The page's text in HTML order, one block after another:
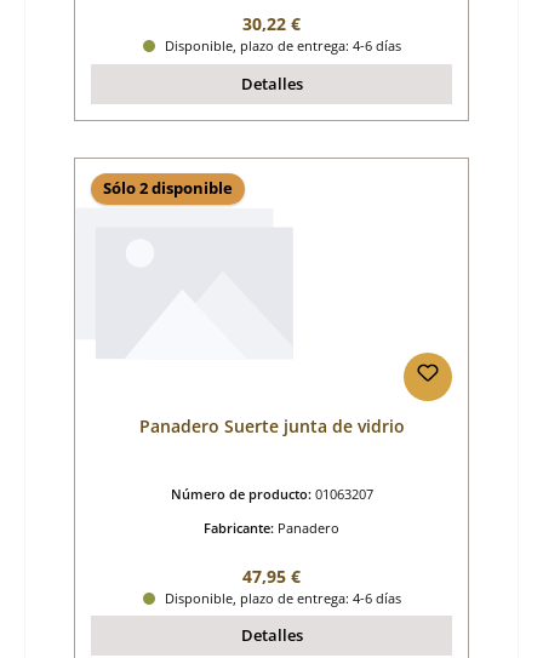
Precio normal:
30,22 €
Disponible, plazo de entrega: 4-6 días
Detalles
Sólo 2 disponible
Panadero Suerte junta de vidrio
Número de producto: 01063207
Fabricante: Panadero
Precio normal:
47,95 €
Disponible, plazo de entrega: 4-6 días
Detalles